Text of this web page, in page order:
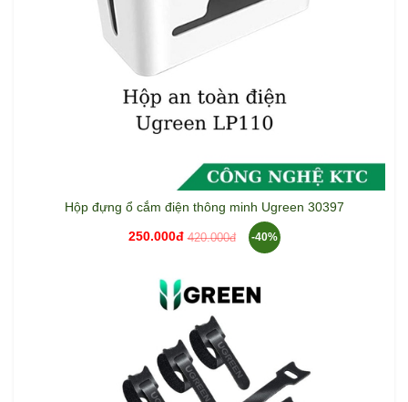
Hộp đựng ổ cắm điện thông minh Ugreen 30397
250.000đ 420.000đ -40%